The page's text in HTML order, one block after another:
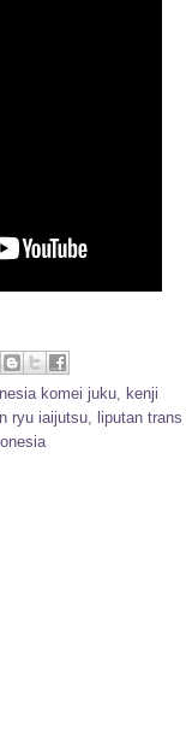
komei juku
kenji
ryu iaijutsu liputan trans